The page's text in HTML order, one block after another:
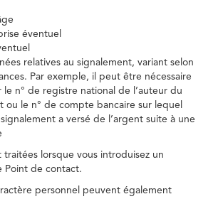
éventuel
relatives au signalement, variant selon
Par exemple, il peut être nécessaire
le n° de registre national de l’auteur du
ou le n° de compte bancaire sur lequel
signalement a versé de l’argent suite à une
traitées lorsque vous introduisez un
Point de contact.
personnel peuvent également